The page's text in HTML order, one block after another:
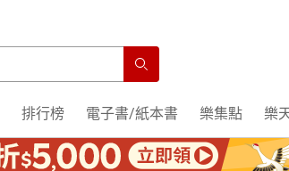
排行榜 電子書/紙本書 樂集點 樂